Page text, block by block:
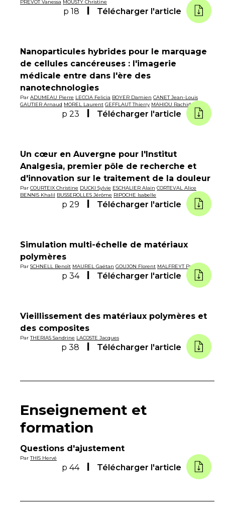
PRÉVOT Vanessa MOUSTY Christine
p 18 Télécharger l'article
Nanoparticules hybrides pour le marquage
de cellules cancéreuses : l'imagerie
médicale entre dans l'ère des
nanotechnologies
Par ADUMEAU Pierre LECCIA Felicia BOYER Damien CANET Jean-Louis
GAUTIER Arnaud MOREL Laurent GEFFLAUT Thierry MAHIOU Rachid
p 23 Télécharger l'article
Un cœur en Auvergne pour l'Institut
Analgesia, premier pôle de recherche et
d'innovation sur le traitement de la douleur
Par COURTEIX Christine DUCKI Sylvie ESCHALIER Alain CORTEVAL Alice
BENNIS Khalil BUSSEROLLES Jérôme RIPOCHE Isabelle
p 29 Télécharger l'article
Simulation multi-échelle de matériaux
polymères
Par SCHNELL Benoît MAUREL Gaëtan GOUJON Florent MALFREYT Patrice
p 34 Télécharger l'article
Vieillissement des matériaux polymères et
des composites
ParTHERIAS Sandrine LACOSTE Jacques
p 38 Télécharger l'article
Enseignement et
formation
Questions d'ajustement
ParTHIS Hervé
p 44 Télécharger l'article